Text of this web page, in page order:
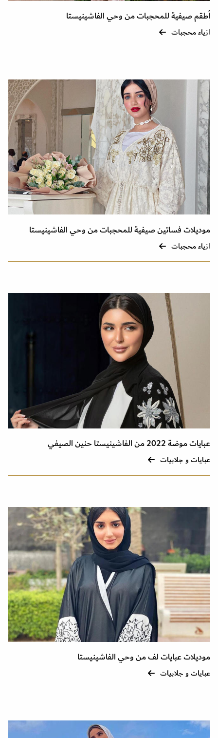
أطقم صيفية للمحجبات من وحي الفاشينيستا
ازياء محجبات
موديلات فساتين صيفية للمحجبات من وحي الفاشينيستا
ازياء محجبات
عبايات موضة 2022 من الفاشينيستا حنين الصيفي
عبايات و جلابيات
موديلات عبايات لف من وحي الفاشينيستا
عبايات و جلابيات